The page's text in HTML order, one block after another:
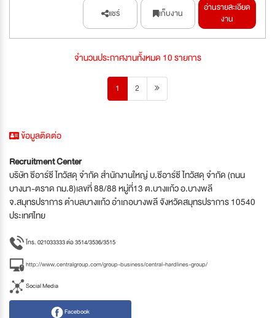
แชร์ เก็บงาน
อ่านรายละเอียด
งาน
จำนวนประกาศงานทั้งหมด 10 รายการ
1 2
ข้อมูลติดต่อ
Recruitment Center
บริษัท ซีอาร์ซี ไทวัสดุ จำกัด สำนักงานใหญ่ บ.ซีอาร์ซี ไทวัสดุ จำกัด (ถนน
บางนา-ตราด กม.8)เลขที่ 88/88 หมู่ที่13 ต.บางแก้ว อ.บางพลี
จ.สมุทรปราการ ตำบลบางแก้ว อำเภอบางพลี จังหวัดสมุทรปราการ 10540
ประเทศไทย
โทร. 021033333 ต่อ 3514/3536/3515
http://www.centralgroup.com/group-business/central-hardlines-group/
Social Media
Facebook